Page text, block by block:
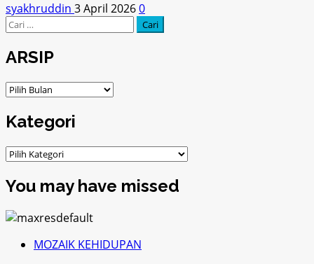
syakhruddin 3 April 20260
Cari
ARSIP
ARSIP
Kategori
Kategori
You may have missed
MOZAIK KEHIDUPAN